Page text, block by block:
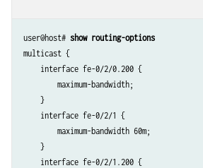
user@host# show routing-options
multicast {
    interface fe-0/2/0.200 {
        maximum-bandwidth;
    }
    interface fe-0/2/1 {
        maximum-bandwidth 60m;
    }
    interface fe-0/2/1.200 {